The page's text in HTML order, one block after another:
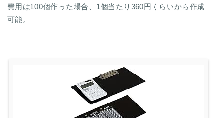
費用は100個作った場合、1個当たり360円くらいから作成
可能。